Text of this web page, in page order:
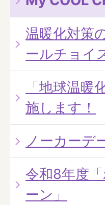
温暖化対策
ールチョイ
「地球温
施します！
ノーカーデ
令和8年度
ーン」